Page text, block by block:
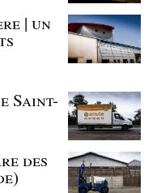
| un
Saint-
des